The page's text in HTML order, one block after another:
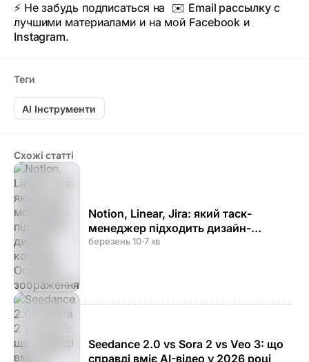
⚡️ Не забудь подписаться на ✉️ Email рассылкус
лучшими материалами и на мой Facebook и
Instagram.
Теги
AI Інструменти
Схожі статті
Notion, Linear, Jira: який таск-
менеджер підходить дизайн-
команді
березень 10·7 хв
Seedance 2.0 vs Sora 2 vs Veo 3: що
справді вміє AI-відео у 2026 році